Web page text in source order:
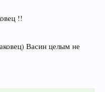
!!
Васин целым не